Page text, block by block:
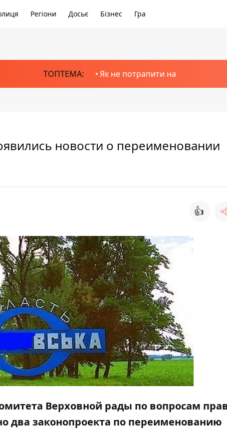
Регіони Досьє Бізнес Гра
ТОПТЕМА: Як не потрапити на
новости о переименовании
👍
Верховной рады по вопросам
два законопроекта по переименованию